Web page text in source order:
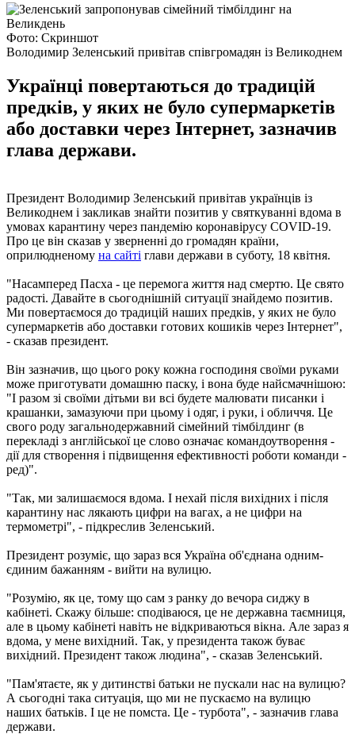
Фото: Скриншот
Володимир Зеленський привітав співгромадян із Великоднем
Українці повертаються до традицій
предків, у яких не було супермаркетів
або доставки через Інтернет, зазначив
глава держави.
Президент Володимир Зеленський привітав українців із
Великоднем і закликав знайти позитив у святкуванні вдома в
умовах карантину через пандемію коронавірусу COVID-19.
Про це він сказав у зверненні до громадян країни,
оприлюдненому на сайті глави держави в суботу, 18 квітня.
"Насамперед Пасха - це перемога життя над смертю. Це свято
радості. Давайте в сьогоднішній ситуації знайдемо позитив.
Ми повертаємося до традицій наших предків, у яких не було
супермаркетів або доставки готових кошиків через Інтернет",
- сказав президент.
Він зазначив, що цього року кожна господиня своїми руками
може приготувати домашню паску, і вона буде найсмачнішою:
"І разом зі своїми дітьми ви всі будете малювати писанки і
крашанки, замазуючи при цьому і одяг, і руки, і обличчя. Це
свого роду загальнодержавний сімейний тімбілдинг (в
перекладі з англійської це слово означає командоутворення -
дії для створення і підвищення ефективності роботи команди -
ред)".
"Так, ми залишаємося вдома. І нехай після вихідних і після
карантину нас лякають цифри на вагах, а не цифри на
термометрі", - підкреслив Зеленський.
Президент розуміє, що зараз вся Україна об'єднана одним-
єдиним бажанням - вийти на вулицю.
"Розумію, як це, тому що сам з ранку до вечора сиджу в
кабінеті. Скажу більше: сподіваюся, це не державна таємниця,
але в цьому кабінеті навіть не відкриваються вікна. Але зараз я
вдома, у мене вихідний. Так, у президента також буває
вихідний. Президент також людина", - сказав Зеленський.
"Пам'ятаєте, як у дитинстві батьки не пускали нас на вулицю?
А сьогодні така ситуація, що ми не пускаємо на вулицю
наших батьків. І це не помста. Це - турбота", - зазначив глава
держави.